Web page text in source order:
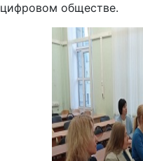
цифровом обществе.